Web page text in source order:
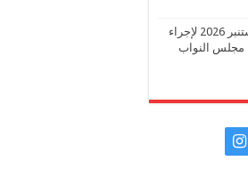
تحديد يوم 23 شتنبر 2026 لإجراء
مجلس النواب